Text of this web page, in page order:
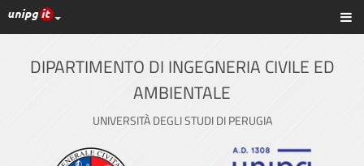
Vai
al
contenuto
principale
Link ai principali servizi web di Ateneo
DIPARTIMENTO DI INGEGNERIA CIVILE ED
AMBIENTALE
UNIVERSITÀ DEGLI STUDI DI PERUGIA